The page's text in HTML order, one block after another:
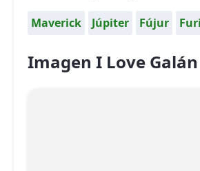
Maverick Júpiter Fújur
Imagen I Love Galán